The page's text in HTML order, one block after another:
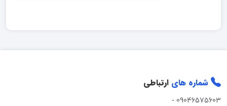
شماره های ارتباطی
09046575603
-